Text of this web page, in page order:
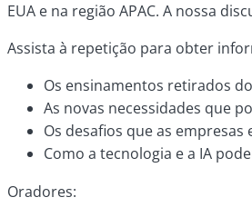
EUA e na região APAC. A nossa
Assista à repetição para obter
Os ensinamentos retirados
As novas necessidades que
Os desafios que as
Como a tecnologia e a IA
Oradores: